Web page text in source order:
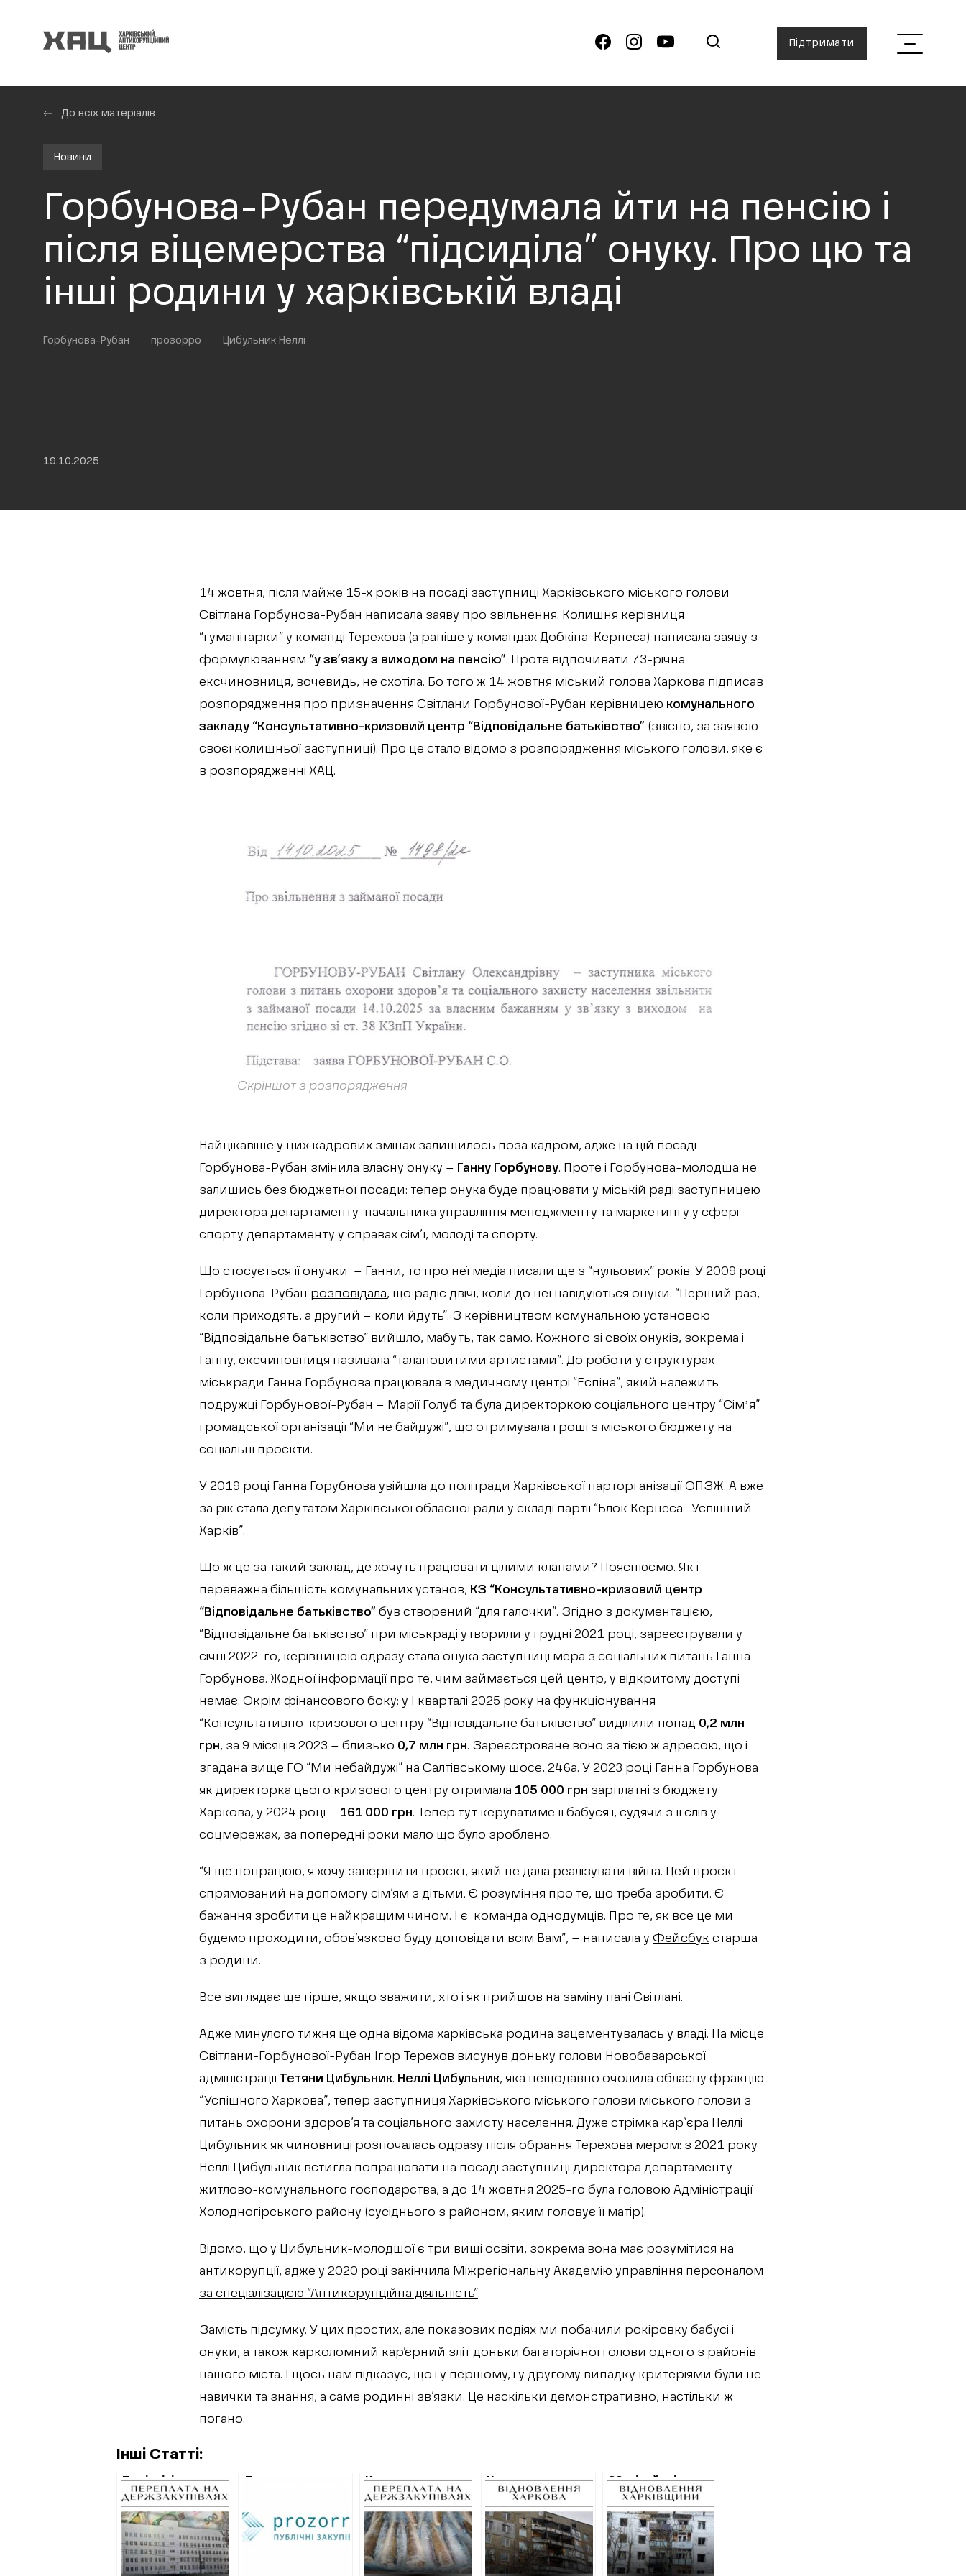
Підтримати
До всіх матеріалів
Новини
Горбунова-Рубан передумала йти на пенсію і
після віцемерства “підсиділа” онуку. Про цю та
інші родини у харківській владі
Горбунова-Рубан прозорро Цибульник Неллі
19.10.2025
14 жовтня, після майже 15-х років на посаді заступниці Харківського міського голови
Світлана Горбунова-Рубан написала заяву про звільнення. Колишня керівниця
“гуманітарки” у команді Терехова (а раніше у командах Добкіна-Кернеса) написала заяву з
формулюванням “у зв’язку з виходом на пенсію”. Проте відпочивати 73-річна
ексчиновниця, вочевидь, не схотіла. Бо того ж 14 жовтня міський голова Харкова підписав
розпорядження про призначення Світлани Горбунової-Рубан керівницею комунального
закладу “Консультативно-кризовий центр “Відповідальне батьківство” (звісно, за заявою
своєї колишньої заступниці). Про це стало відомо з розпорядження міського голови, яке є
в розпорядженні ХАЦ.
Скріншот з розпорядження
Найцікавіше у цих кадрових змінах залишилось поза кадром, адже на цій посаді
Горбунова-Рубан змінила власну онуку – Ганну Горбунову. Проте і Горбунова-молодша не
залишись без бюджетної посади: тепер онука буде працювати у міській раді заступницею
директора департаменту-начальника управління менеджменту та маркетингу у сфері
спорту департаменту у справах сім’ї, молоді та спорту.
Що стосується її онучки – Ганни, то про неї медіа писали ще з “нульових” років. У 2009 році
Горбунова-Рубан розповідала, що радіє двічі, коли до неї навідуються онуки: “Перший раз,
коли приходять, а другий – коли йдуть”. З керівництвом комунальною установою
“Відповідальне батьківство” вийшло, мабуть, так само. Кожного зі своїх онуків, зокрема і
Ганну, ексчиновниця називала “талановитими артистами”. До роботи у структурах
міськради Ганна Горбунова працювала в медичному центрі “Еспіна”, який належить
подружці Горбунової-Рубан – Марії Голуб та була директоркою соціального центру “Сімʼя”
громадської організації “Ми не байдужі”, що отримувала гроші з міського бюджету на
соціальні проєкти.
У 2019 році Ганна Горубнова увійшла до політради Харківської парторганізації ОПЗЖ. А вже
за рік стала депутатом Харківської обласної ради у складі партії “Блок Кернеса- Успішний
Харків”.
Що ж це за такий заклад, де хочуть працювати цілими кланами? Пояснюємо. Як і
переважна більшість комунальних установ, КЗ “Консультативно-кризовий центр
“Відповідальне батьківство” був створений “для галочки”. Згідно з документацією,
“Відповідальне батьківство” при міськраді утворили у грудні 2021 році, зареєстрували у
січні 2022-го, керівницею одразу стала онука заступниці мера з соціальних питань Ганна
Горбунова. Жодної інформації про те, чим займається цей центр, у відкритому доступі
немає. Окрім фінансового боку: у I кварталі 2025 року на функціонування
“Консультативно-кризового центру “Відповідальне батьківство” виділили понад 0,2 млн
грн, за 9 місяців 2023 – близько 0,7 млн грн. Зареєстроване воно за тією ж адресою, що і
згадана вище ГО “Ми небайдужі” на Салтівському шосе, 246а. У 2023 році Ганна Горбунова
як директорка цього кризового центру отримала 105 000 грн зарплатні з бюджету
Харкова, у 2024 році – 161 000 грн. Тепер тут керуватиме її бабуся і, судячи з її слів у
соцмережах, за попередні роки мало що було зроблено.
“Я ще попрацюю, я хочу завершити проєкт, який не дала реалізувати війна. Цей проєкт
спрямований на допомогу сім’ям з дітьми. Є розуміння про те, що треба зробити. Є
бажання зробити це найкращим чином. І є команда однодумців. Про те, як все це ми
будемо проходити, обов’язково буду доповідати всім Вам”, – написала у Фейсбук старша
з родини.
Все виглядає ще гірше, якщо зважити, хто і як прийшов на заміну пані Світлані.
Адже минулого тижня ще одна відома харківська родина зацементувалась у владі. На місце
Світлани-Горбунової-Рубан Ігор Терехов висунув доньку голови Новобаварської
адміністрації Тетяни Цибульник. Неллі Цибульник, яка нещодавно очолила обласну фракцію
“Успішного Харкова”, тепер заступниця Харківського міського голови міського голови з
питань охорони здоров’я та соціального захисту населення. Дуже стрімка кар`єра Неллі
Цибульник як чиновниці розпочалась одразу після обрання Терехова мером: з 2021 року
Неллі Цибульник встигла попрацювати на посаді заступниці директора департаменту
житлово-комунального господарства, а до 14 жовтня 2025-го була головою Адміністрації
Холодногірського району (сусіднього з районом, яким головує її матір).
Відомо, що у Цибульник-молодшої є три вищі освіти, зокрема вона має розумітися на
антикорупції, адже у 2020 році закінчила Міжрегіональну Академію управління персоналом
за спеціалізацією “Антикорупційна діяльність”.
Замість підсумку. У цих простих, але показових подіях ми побачили рокіровку бабусі і
онуки, а також карколомний кар’єрний зліт доньки багаторічної голови одного з районів
нашого міста. І щось нам підказує, що і у першому, і у другому випадку критеріями були не
навички та знання, а саме родинні зв’язки. Це наскільки демонстративно, настільки ж
погано.
Інші Статті:
Поліклініка, яка
купувала
футболки по
5000 гривень,
зробить ремонт
за завищеними
цінами на
Двадцять
витратять на
ремонт трьох
будинків у
Комунальники
Терехова
заплатять 17
мільйонів за
дорогу рибу
фірмі, пов’язаній
з їхньою
На ремонт
опалення у
затопленому
будинку на
Салтівці
витратять майже
1,5 мільйона
20 мільйонів на
ремонт будинків
у Чугуєві роздали
без тендерів:
подробиці